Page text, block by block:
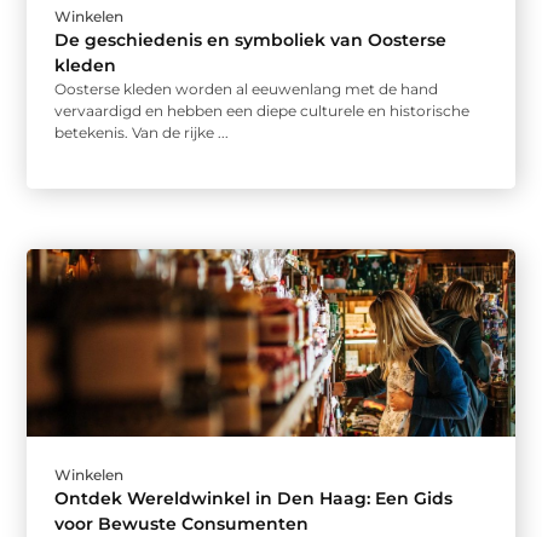
Winkelen
De geschiedenis en symboliek van Oosterse
kleden
Oosterse kleden worden al eeuwenlang met de hand
vervaardigd en hebben een diepe culturele en historische
betekenis. Van de rijke ...
Winkelen
Ontdek Wereldwinkel in Den Haag: Een Gids
voor Bewuste Consumenten